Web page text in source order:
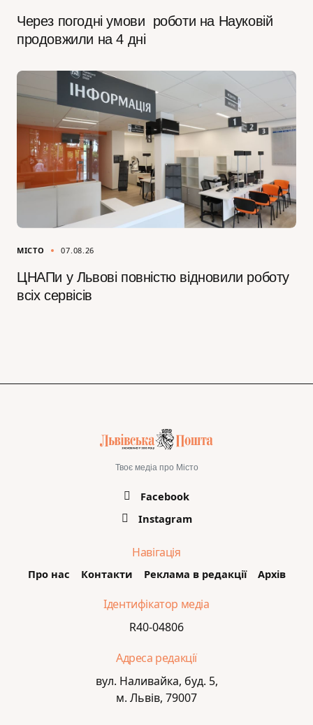
Через погодні умови роботи на Науковій
продовжили на 4 дні
МІСТО 07.08.26
ЦНАПи у Львові повністю відновили роботу
всіх сервісів
Твоє медіа про Місто
Facebook
Instagram
Навігація
Про нас Контакти Реклама в редакції Архів
Ідентифікатор медіа
R40-04806
Адреса редакції
вул. Наливайка, буд. 5,
м. Львів, 79007